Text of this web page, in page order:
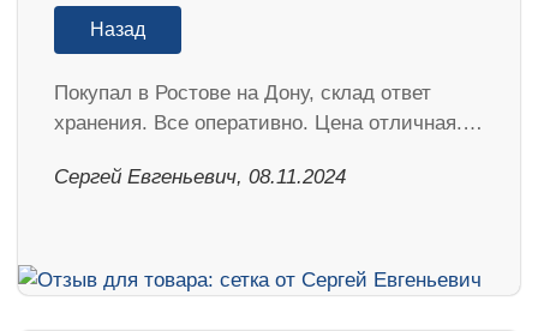
Назад
Покупал в Ростове на Дону, склад ответ
хранения. Все оперативно. Цена отличная.…
Сергей Евгеньевич, 08.11.2024